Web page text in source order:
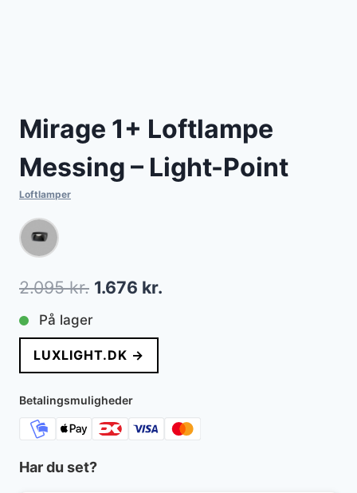
Mirage 1+ Loftlampe
Messing – Light-Point
Loftlamper
2.095kr. Den
pris
var:
2.095 kr..
1.676 kr.
På lager
LUXLIGHT.DK →
Betalingsmuligheder
Har du set?